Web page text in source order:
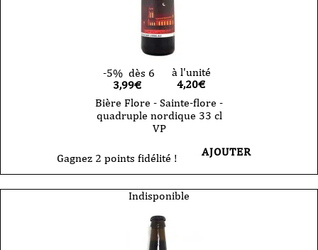
-5% dès 6
3,99€
à l'unité
4,20€
Bière Flore - Sainte-flore -
quadruple nordique 33 cl
VP
Gagnez 2 points fidélité ! AJOUTER
Indisponible